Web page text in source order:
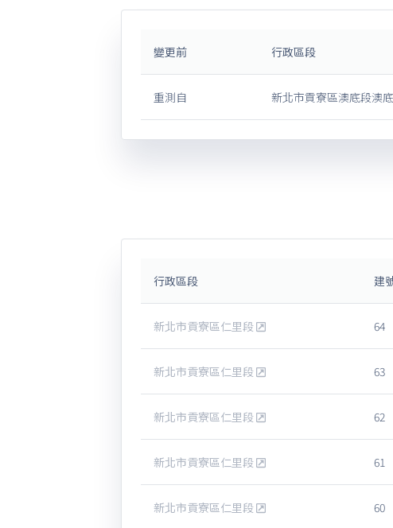
變更前 行政區段
重測自 新北市貢寮區澳底段澳
行政區段 建
新北市貢寮區仁里段 64
新北市貢寮區仁里段 63
新北市貢寮區仁里段 62
新北市貢寮區仁里段 61
新北市貢寮區仁里段 60